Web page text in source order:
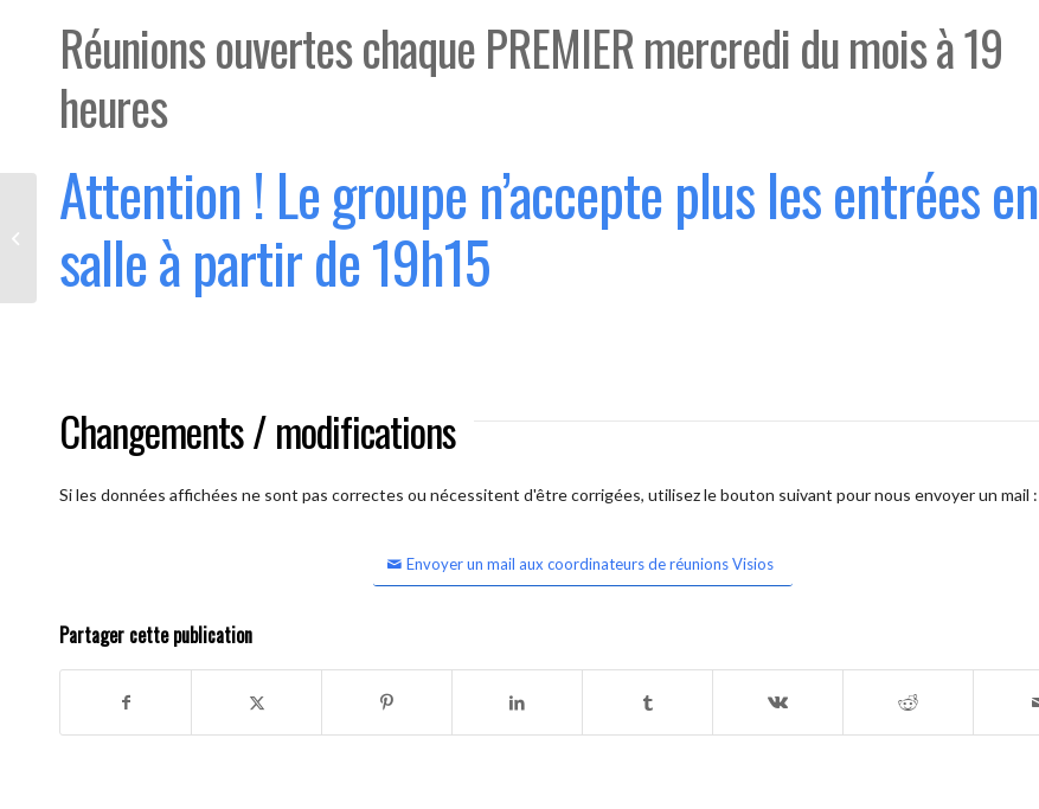
Réunions ouvertes chaque PREMIER mercredi du mois à 19
heures
Attention ! Le groupe n’accepte plus les entrées en
salle à partir de 19h15
Changements / modifications
Si les données affichées ne sont pas correctes ou nécessitent d'être corrigées, utilisez le bouton suivant pour nous envoyer un mail :
Envoyer un mail aux coordinateurs de réunions Visios
Partager cette publication
Bouge “Saint-Luc” (Ouvert 1°
mercredi du mois)